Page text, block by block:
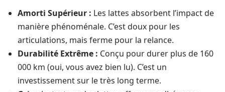
Amorti Supérieur : Les lattes absorbent l’impact de
manière phénoménale. C’est doux pour les
articulations, mais ferme pour la relance.
Durabilité Extrême : Conçu pour durer plus de 160
000 km (oui, vous avez bien lu). C’est un
investissement sur le très long terme.